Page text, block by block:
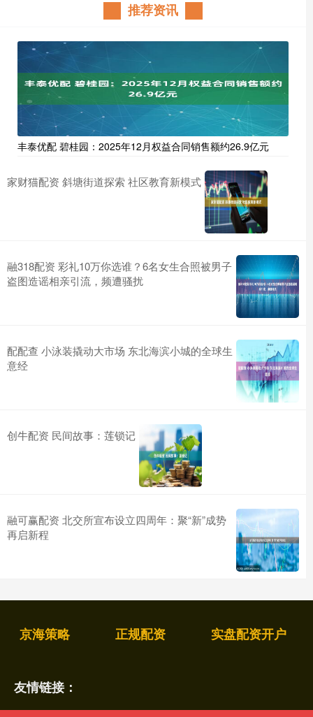
推荐资讯
丰泰优配 碧桂园：2025年12月权益合同销售额约26.9亿元
家财猫配资 斜塘街道探索 社区教育新模式
融318配资 彩礼10万你选谁？6名女生合照被男子
盗图造谣相亲引流，频遭骚扰
配配查 小泳装撬动大市场 东北海滨小城的全球生
意经
创牛配资 民间故事：莲锁记
融可赢配资 北交所宣布设立四周年：聚“新”成势
再启新程
京海策略 正规配资 实盘配资开户
友情链接：